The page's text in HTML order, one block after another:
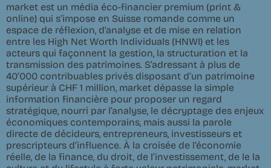
market est un média éco-financier premium (print &
online) qui s’impose en Suisse romande comme un
espace de réflexion, d’analyse et de mise en relation
entre les High Net Worth Individuals (HNWI) et les
acteurs qui façonnent la gestion, la structuration et la
transmission des patrimoines. S’adressant à plus de
40’000 contribuables privés disposant d’un patrimoine
supérieur à CHF 1 million, market dépasse la simple
information financière pour proposer un regard
stratégique, nourri par l’analyse, le décryptage des enjeux
économiques contemporains, mais aussi la parole
directe de décideurs, entrepreneurs, investisseurs et
prescripteurs d’influence. À la croisée de l’économie
réelle, de la finance, du droit, de l’investissement, de le la